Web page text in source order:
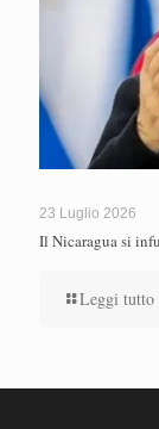
23 Luglio 2026
Il Nicaragua si
Leggi tutto